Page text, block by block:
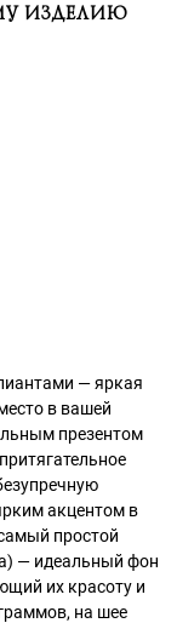
ИЗДЕЛИЮ
— яркая
в вашей
презентом
акцентом в
простой
— идеальный фон
их красоту и
на шее